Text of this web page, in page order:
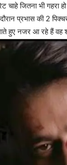
चाहे जितना भी गहरा
प्रभास की 2
हुए नजर आ रहे हैं वह